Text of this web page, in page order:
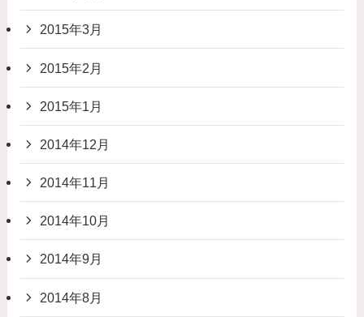
2015年3月
2015年2月
2015年1月
2014年12月
2014年11月
2014年10月
2014年9月
2014年8月